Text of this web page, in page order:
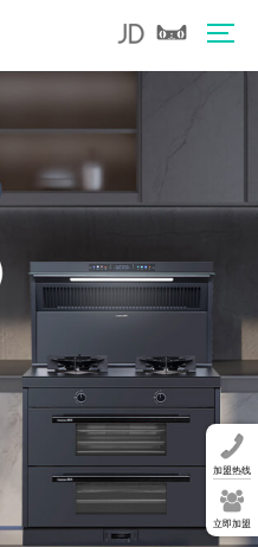
加盟热线
立即加盟